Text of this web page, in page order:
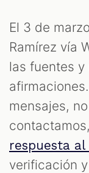
El 3 de
Ramírez vía
las fuentes y
mensajes,
respuesta
verificación